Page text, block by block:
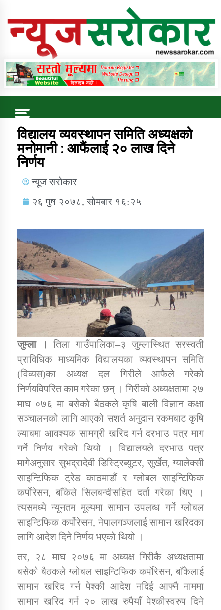
Online News Portal
Trending Now
डिभिजन कार्यालय जुम्लाको सुचना सन्देश
कर्णाली प्रविधि शिक्षालय जुम्लाको सुचना
सामाजिक बिकास कार्यालय जुम्लाकाे सुचना
कार्यक्रम कार्यान्वयन एकाई जुम्लाको सुचना
कर्णाली प्राविधि शिक्षालय जुम्लाको सुचना
विद्यालय व्यवस्थापन समिति अध्यक्षको
मनोमानी : आफैंलाई २० लाख दिने
निर्णय
न्यूज सरोकार
२६ पुष २०७८, सोमबार १६:२५
जुम्ला ।तिला गाउँपालिका–३ जुम्लास्थित सरस्वती
प्राविधिक माध्यमिक विद्यालयका व्यवस्थापन समिति
(विव्यस)का अध्यक्ष दल गिरीले आफैले गरेको
निर्णयविपरित काम गरेका छन् । गिरीको अध्यक्षतामा २७
माघ ०७६ मा बसेको बैठकले कृषि बाली विज्ञान कक्षा
सञ्चालनको लागि आएको सशर्त अनुदान रकमबाट कृषि
ल्याबमा आवश्यक सामग्री खरिद गर्न दरभाउ पत्र माग
गर्ने निर्णय गरेको थियो । विद्यालयले दरभाउ पत्र
मागेअनुसार सुभद्रादेवी डिस्ट्रिब्युटर, सुर्खेत, ग्यालेक्सी
साइन्टिफिक ट्रेड काठमाडौं र ग्लोबल साइन्टिफिक
कर्पाेरेसन, बाँकेले सिलबन्दीसहित दर्ता गरेका थिए ।
त्यसमध्ये न्यूनतम मूल्यमा सामान उपलब्ध गर्ने ग्लोबल
साइन्टिफिक कर्पाेरेसन, नेपालगञ्जलाई सामान खरिदका
लागि आदेश दिने निर्णय भएको थियो ।
तर, २८ माघ २०७६ मा अध्यक्ष गिरीकै अध्यक्षतामा
बसेको बैठकले ग्लोबल साइन्टिफिक कर्पाेरेसन, बाँकेलाई
सामान खरिद गर्न पेश्की आदेश नदिई आफ्नै नाममा
सामान खरिद गर्न २० लाख रुपैयाँ पेश्कीस्वरुप दिने